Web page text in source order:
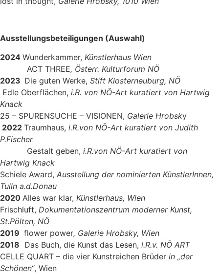
Ausstellungsbeteiligungen (Auswahl)
2024 Wunderkammer, Künstlerhaus Wien
ACT THREE, Österr. Kulturforum NÖ
2023 Die guten Werke, Stift Klosterneuburg, NÖ
Edle Oberflächen, i.R. von NÖ-Art kuratiert von Hartwig
Knack
25 – SPURENSUCHE – VISIONEN, Galerie Hrobsky
2022 Traumhaus, i.R.von NÖ-Art kuratiert von Judith
P.Fischer
Gestalt geben, i.R.von NÖ-Art kuratiert von
Hartwig Knack
Schiele Award, Ausstellung der nominierten KünstlerInnen,
Tulln a.d.Donau
2020 Alles war klar, Künstlerhaus, Wien
Frischluft, Dokumentationszentrum moderner Kunst,
St.Pölten, NÖ
2019 flower power, Galerie Hrobsky, Wien
2018 Das Buch, die Kunst das Lesen, i.R.v. NÖ ART
CELLE QUART – die vier Kunstreichen Brüder in „der
Schönen“, Wien